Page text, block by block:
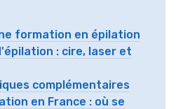
formation en épilation
: cire, laser et
complémentaires
en France : où se